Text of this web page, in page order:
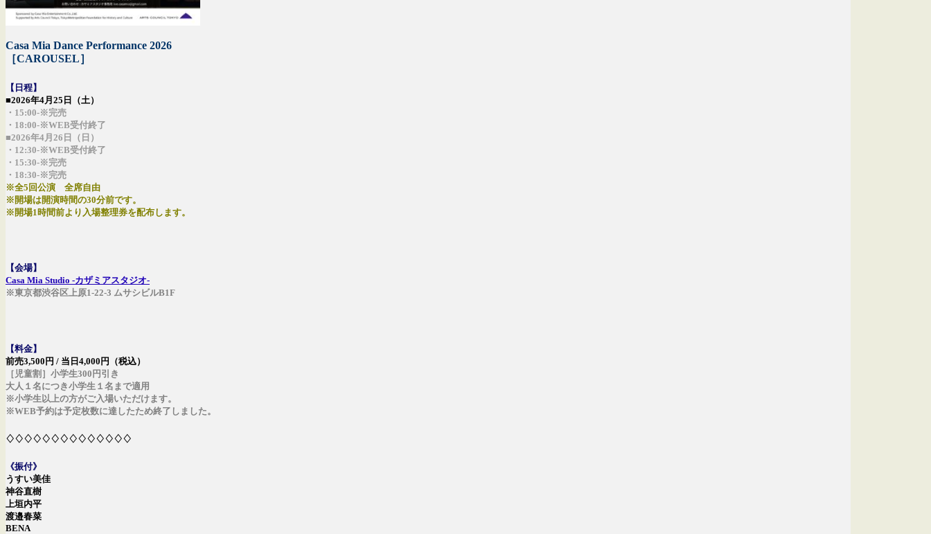
Casa Mia Dance Performance 2026
［CAROUSEL］
【日程】
■2026年4月25日（土）
・15:00-※完売
・18:00-※WEB受付終了
■2026年4月26日（日）
・12:30-※WEB受付終了
・15:30-※完売
・18:30-※完売
※全5回公演 全席自由
※開場は開演時間の30分前です。
※開場1時間前より入場整理券を配布します。
【会場】
Casa Mia Studio -カザミアスタジオ-
※東京都渋谷区上原1-22-3 ムサシビルB1F
【料金】
前売3,500円 / 当日4,000円（税込）
［児童割］小学生300円引き
大人１名につき小学生１名まで適用
※小学生以上の方がご入場いただけます。
※WEB予約は予定枚数に達したため終了しました。
♢♢♢♢♢♢♢♢♢♢♢♢♢♢
《振付》
うすい美佳
神谷直樹
上垣内平
渡邉春菜
BENA